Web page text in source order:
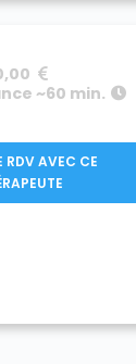
~60 min.
RDV AVEC CE